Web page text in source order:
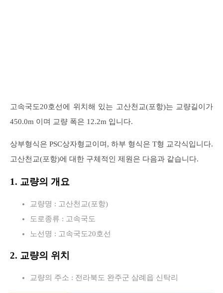
고속국도20호선에 위치해 있는 고산천교(포항)는 교량길이가
450.0m 이며 교량 폭은 12.2m 입니다.
상부형식은 PSC상자형교이며, 하부 형식은 T형 교각식입니다.
고산천교(포항)에 대한 구체적인 제원은 다음과 같습니다.
1. 교량의 개요
교량명 : 고산천교(포항)
도로종류 : 고속국도
노선명 : 고속국도20호선
2. 교량의 위치
교량의 주소 : 전라북도 완주군 삼례읍 신탁리